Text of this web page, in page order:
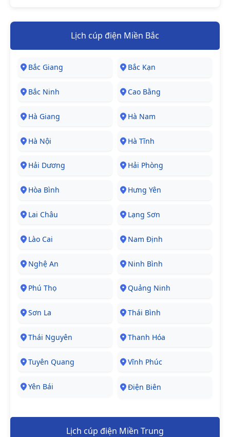
Lịch cúp điện Miền Bắc
Bắc Giang Bắc Kạn
Bắc Ninh Cao Bằng
Hà Giang Hà Nam
Hà Nội Hà Tĩnh
Hải Dương Hải Phòng
Hòa Bình Hưng Yên
Lai Châu Lạng Sơn
Lào Cai Nam Định
Nghệ An Ninh Bình
Phú Thọ Quảng Ninh
Sơn La Thái Bình
Thái Nguyên Thanh Hóa
Tuyên Quang Vĩnh Phúc
Yên Bái Điện Biên
Lịch cúp điện Miền Trung